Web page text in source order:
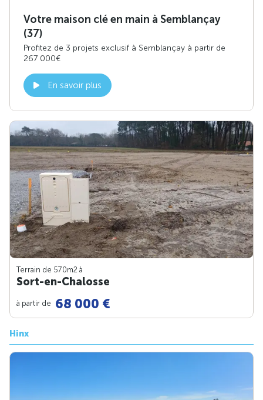
Votre maison clé en main à Semblançay
(37)
Profitez de 3 projets exclusif à Semblançay à partir de
267 000€
En savoir plus
Terrain de 570m2 à
Sort-en-Chalosse
à partir de 68 000 €
Hinx